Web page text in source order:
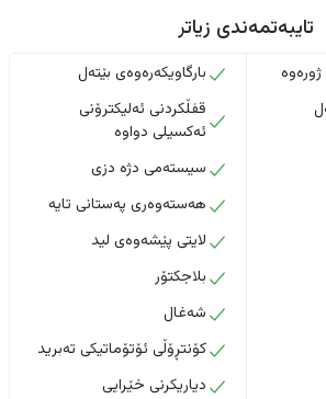
تایبەتمەندی زیاتر
بارگاویکەرەوەی بێتەل
قفڵکردنی ئەلیکترۆنی
ئەکسیلی دواوە
سیستەمی دژە دزی
هەستەوەری پەستانی تایە
لایتی پێشەوەی لید
بلاجکتۆر
شەغال
کۆنتڕۆڵی ئۆتۆماتیکی تەبرید
دیاریکرنی خێرایی